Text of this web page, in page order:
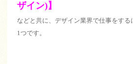
ザイン)】
などと共に、デザイン業界で仕事をす
1つです。